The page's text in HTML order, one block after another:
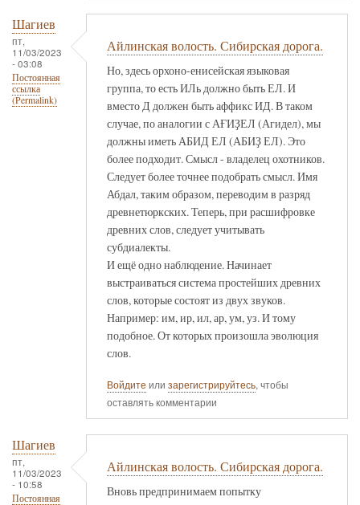
Шагиев
пт,
11/03/2023
- 03:08
Постоянная
ссылка
(Permalink)
Айлинская волость. Сибирская дорога.
Но, здесь орхоно-енисейская языковая
группа, то есть ИЛь должно быть ЕЛ. И
вместо Д должен быть аффикс ИД. В таком
случае, по аналогии с АҒИҘЕЛ (Агидел), мы
должны иметь АБИД ЕЛ (АБИҘ ЕЛ). Это
более подходит. Смысл - владелец охотников.
Следует более точнее подобрать смысл. Имя
Абдал, таким образом, переводим в разряд
древнетюркских. Теперь, при расшифровке
древних слов, следует учитывать
субдиалекты.
И ещё одно наблюдение. Начинает
выстраиваться система простейших древних
слов, которые состоят из двух звуков.
Например: им, ир, ил, ар, ум, уз. И тому
подобное. От которых произошла эволюция
слов.
Войдите или зарегистрируйтесь, чтобы
оставлять комментарии
Шагиев
пт,
11/03/2023
- 10:58
Постоянная
Айлинская волость. Сибирская дорога.
Вновь предпринимаем попытку